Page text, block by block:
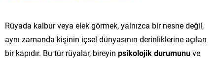
Rüyada kalbur veya elek görmek, yalnızca bir nesne değil,
aynı zamanda kişinin içsel dünyasının derinliklerine açılan
bir kapıdır. Bu tür rüyalar, bireyin psikolojik durumunuve